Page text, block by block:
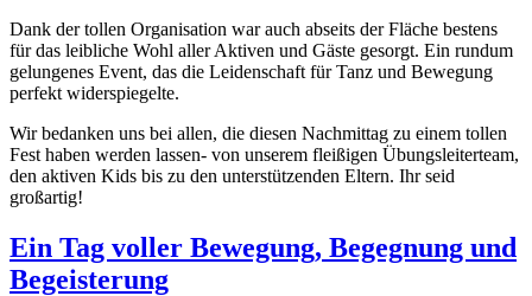
Dank der tollen Organisation war auch abseits der Fläche bestens
für das leibliche Wohl aller Aktiven und Gäste gesorgt. Ein rundum
gelungenes Event, das die Leidenschaft für Tanz und Bewegung
perfekt widerspiegelte.
Wir bedanken uns bei allen, die diesen Nachmittag zu einem tollen
Fest haben werden lassen- von unserem fleißigen Übungsleiterteam,
den aktiven Kids bis zu den unterstützenden Eltern. Ihr seid
großartig!
Ein Tag voller Bewegung, Begegnung und
Begeisterung